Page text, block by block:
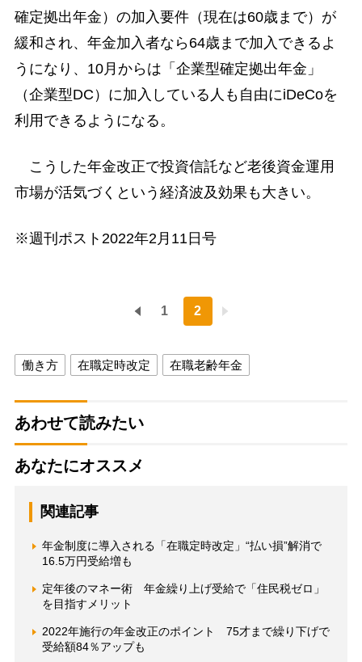
確定拠出年金）の加入要件（現在は60歳まで）が
緩和され、年金加入者なら64歳まで加入できるよ
うになり、10月からは「企業型確定拠出年金」
（企業型DC）に加入している人も自由にiDeCoを
利用できるようになる。
こうした年金改正で投資信託など老後資金運用
市場が活気づくという経済波及効果も大きい。
※週刊ポスト2022年2月11日号
1 2
働き方 在職定時改定 在職老齢年金
あわせて読みたい
あなたにオススメ
関連記事
年金制度に導入される「在職定時改定」“払い損”解消で
16.5万円受給増も
定年後のマネー術 年金繰り上げ受給で「住民税ゼロ」
を目指すメリット
2022年施行の年金改正のポイント 75才まで繰り下げで
受給額84％アップも